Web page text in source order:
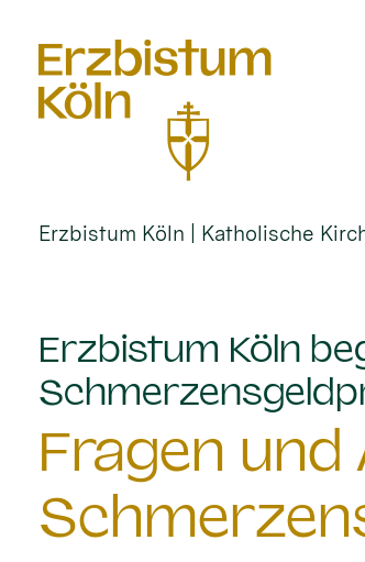
Erzbistum Köln | Katholische
Erzbistum Köln
Fragen